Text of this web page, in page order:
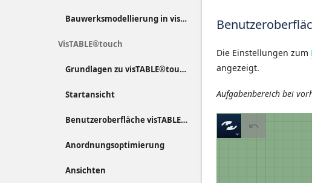
Bauwerksmodellierung in visTABLE®
VisTABLE®touch
Grundlagen zu visTABLE®touch
Startansicht
Benutzeroberfläche visTABLE®touch
Anordnungsoptimierung
Ansichten
Die Einstellungen zum
angezeigt.
Aufgabenbereich bei